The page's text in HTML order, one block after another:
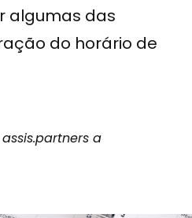
algumas das
do horário de
a